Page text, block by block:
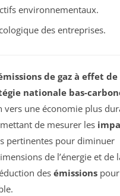
environnementaux.
des entreprises.
de gaz à effet de
nationale bas-
une économie plus
de mesurer les
pertinentes pour diminuer
de l’énergie et de
des émissions pour